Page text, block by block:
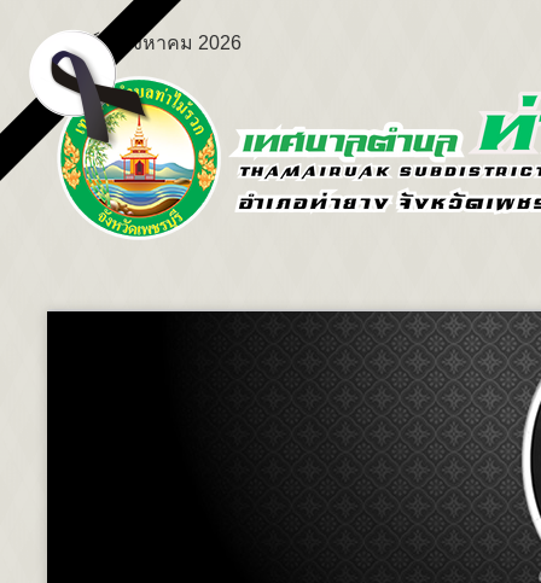
ศุกร์ 7 สิงหาคม 2026